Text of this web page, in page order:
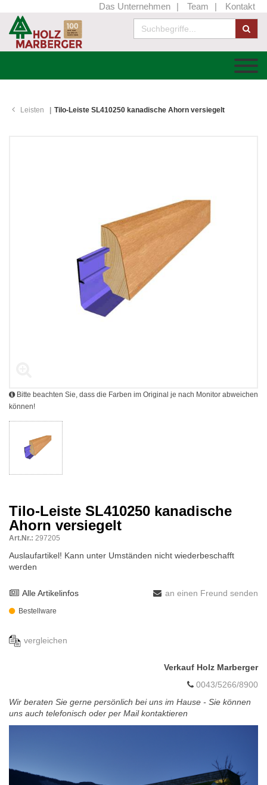
Das Unternehmen Team Kontakt
Leisten Tilo-Leiste SL410250 kanadische Ahorn versiegelt
Bitte beachten Sie, dass die Farben im Original je nach Monitor abweichen
können!
Tilo-Leiste SL410250 kanadische
Ahorn versiegelt
Art.Nr.: 297205
Auslaufartikel! Kann unter Umständen nicht wiederbeschafft
werden
Alle Artikelinfos an einen Freund senden
Bestellware
vergleichen
Verkauf Holz Marberger
0043/5266/8900
Wir beraten Sie gerne persönlich bei uns im Hause - Sie können
uns auch telefonisch oder per Mail kontaktieren